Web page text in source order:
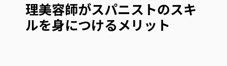
理美容師がスパニストのスキ
ルを身につけるメリット